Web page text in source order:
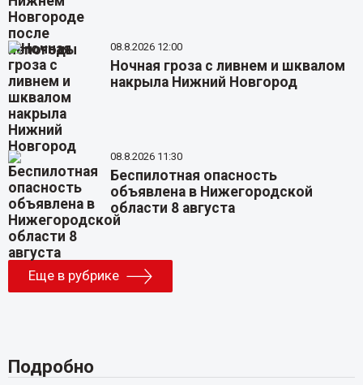
08.8.2026 12:00
Ночная гроза с ливнем и шквалом
накрыла Нижний Новгород
08.8.2026 11:30
Беспилотная опасность
объявлена в Нижегородской
области 8 августа
Еще в рубрике
Подробно